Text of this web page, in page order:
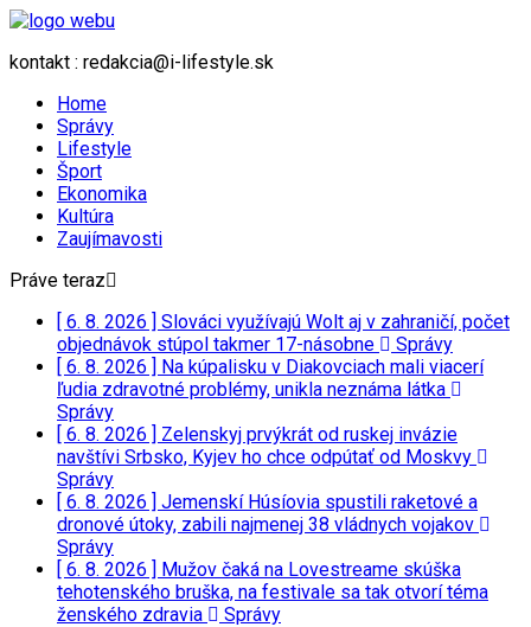
kontakt : redakcia@i-lifestyle.sk
Home
Správy
Lifestyle
Šport
Ekonomika
Kultúra
Zaujímavosti
Práve teraz
[ 6. 8. 2026 ] Slováci využívajú Wolt aj v zahraničí, počet
objednávok stúpol takmer 17-násobne
Správy
[ 6. 8. 2026 ] Na kúpalisku v Diakovciach mali viacerí
ľudia zdravotné problémy, unikla neznáma látka
Správy
[ 6. 8. 2026 ] Zelenskyj prvýkrát od ruskej invázie
navštívi Srbsko, Kyjev ho chce odpútať od Moskvy
Správy
[ 6. 8. 2026 ] Jemenskí Húsíovia spustili raketové a
dronové útoky, zabili najmenej 38 vládnych vojakov
Správy
[ 6. 8. 2026 ] Mužov čaká na Lovestreame skúška
tehotenského bruška, na festivale sa tak otvorí téma
ženského zdravia
Správy